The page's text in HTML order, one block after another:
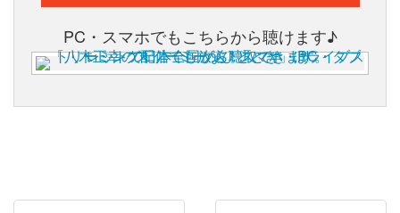
PC・スマホでもこちらから聴けます♪